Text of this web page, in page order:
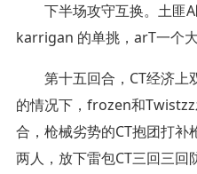
下半场攻守互换。土匪
karrigan 的单挑，arT一个大
第十五回合，CT经济上
的情况下，frozen和
合，枪械劣势的CT抱团打
两人，放下雷包CT三回三回